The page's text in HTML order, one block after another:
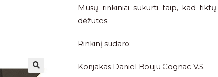
Mūsų rinkiniai sukurti taip, kad
dėžutes.
Rinkinį sudaro:
Konjakas Daniel Bouju Cognac V.S.